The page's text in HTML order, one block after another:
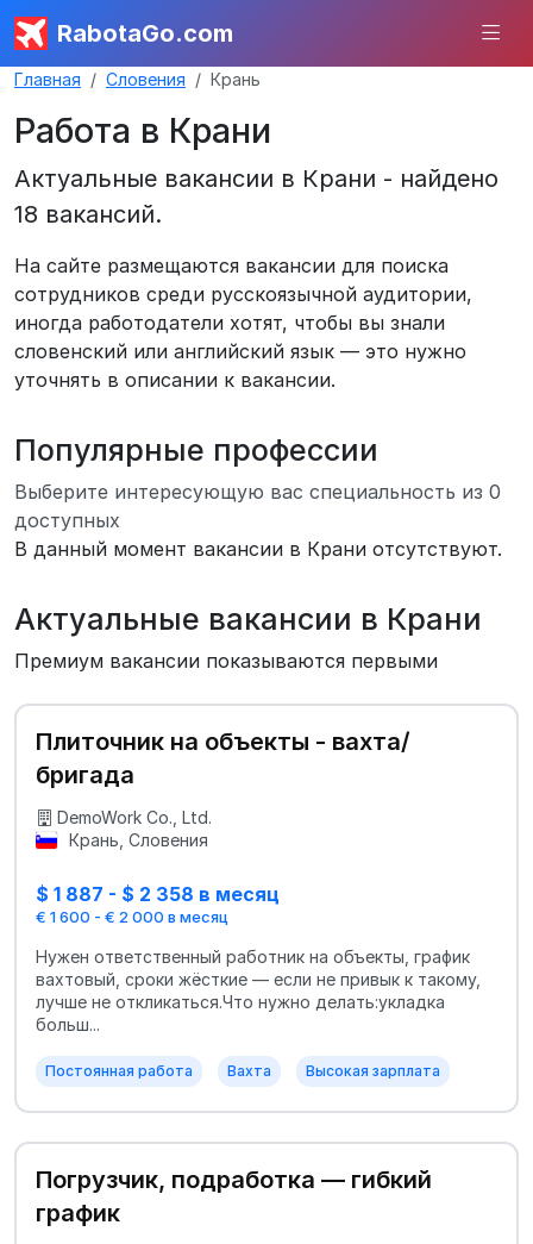
RabotaGo.com
Главная Словения Крань
Работа в Крани
Актуальные вакансии в Крани - найдено
18 вакансий.
На сайте размещаются вакансии для поиска
сотрудников среди русскоязычной аудитории,
иногда работодатели хотят, чтобы вы знали
словенский или английский язык — это нужно
уточнять в описании к вакансии.
Популярные профессии
Выберите интересующую вас специальность из 0
доступных
В данный момент вакансии в Крани отсутствуют.
Актуальные вакансии в Крани
Премиум вакансии показываются первыми
Плиточник на объекты - вахта/
бригада
DemoWork Co., Ltd.
Крань, Словения
$ 1 887 - $ 2 358 в месяц
€ 1 600 - € 2 000 в месяц
Нужен ответственный работник на объекты, график
вахтовый, сроки жёсткие — если не привык к такому,
лучше не откликаться.Что нужно делать:укладка
больш...
Постоянная работа Вахта Высокая зарплата
Погрузчик, подработка — гибкий
график